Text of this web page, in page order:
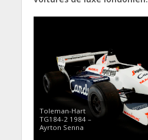
Toleman-Hart
TG184-2 1984 –
Ayrton Senna